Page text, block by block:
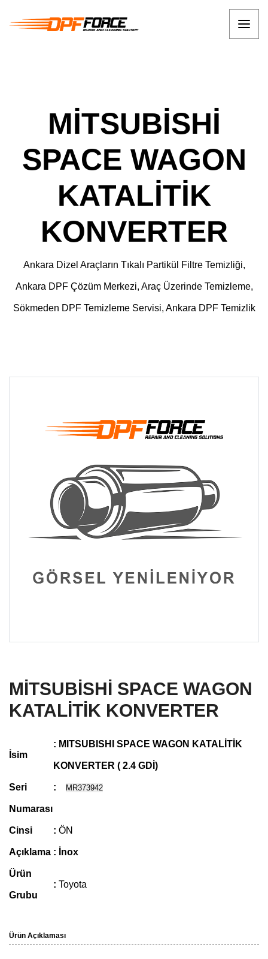
MİTSUBİSHİ
SPACE WAGON
KATALİTİK
KONVERTER
Ankara Dizel Araçların Tıkalı Partikül Filtre Temizliği,
Ankara DPF Çözüm Merkezi, Araç Üzerinde Temizleme,
Sökmeden DPF Temizleme Servisi, Ankara DPF Temizlik
MİTSUBİSHİ SPACE WAGON
KATALİTİK KONVERTER
İsim
: MITSUBISHI SPACE WAGON KATALİTİK
KONVERTER ( 2.4 GDİ)
Seri
Numarası
: MR373942
Cinsi : ÖN
Açıklama : İnox
Ürün
Grubu
: Toyota
Ürün Açıklaması